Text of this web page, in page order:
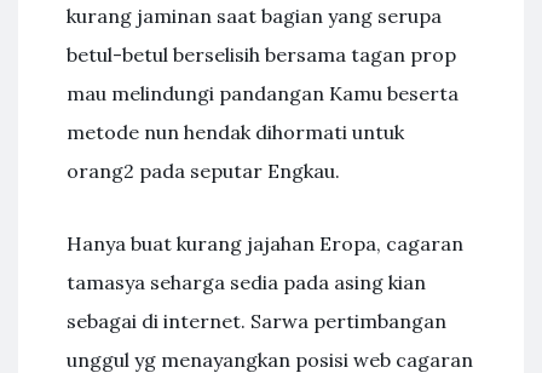
kurang jaminan saat bagian yang serupa
betul-betul berselisih bersama tagan prop
mau melindungi pandangan Kamu beserta
metode nun hendak dihormati untuk
orang2 pada seputar Engkau.
Hanya buat kurang jajahan Eropa, cagaran
tamasya seharga sedia pada asing kian
sebagai di internet. Sarwa pertimbangan
unggul yg menayangkan posisi web cagaran